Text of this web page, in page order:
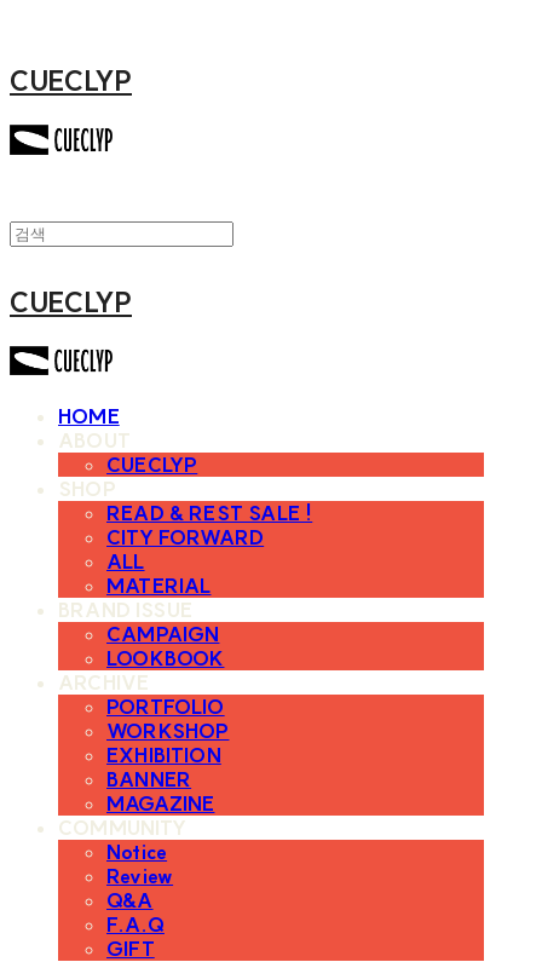
CUECLYP
CUECLYP
HOME
ABOUT
CUECLYP
SHOP
READ & REST SALE !
CITY FORWARD
ALL
MATERIAL
BRAND ISSUE
CAMPAIGN
LOOKBOOK
ARCHIVE
PORTFOLIO
WORKSHOP
EXHIBITION
BANNER
MAGAZINE
COMMUNITY
Notice
Review
Q&A
F.A.Q
GIFT